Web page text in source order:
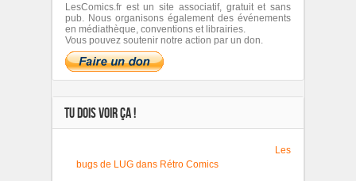
LesComics.fr est un site associatif, gratuit et sans
pub. Nous organisons également des événements
en médiathèque, conventions et librairies.
Vous pouvez soutenir notre action par un don.
TU DOIS VOIR ÇA !
Les
bugs de LUG dans Rétro Comics